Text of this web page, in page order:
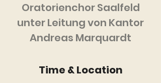
Oratorienchor Saalfeld
unter Leitung von Kantor
Andreas Marquardt
Time & Location